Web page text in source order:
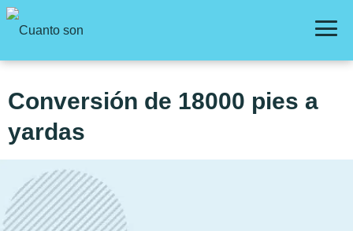
Conversión de 18000 pies a
yardas